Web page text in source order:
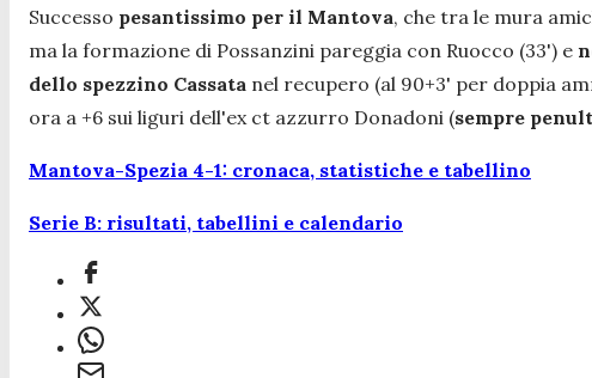
Successo pesantissimo per il Mantova, che tra le mura
ma la formazione di Possanzini pareggia con Ruocco (33') e
dello spezzino Cassata nel recupero (al 90+3' per doppia
ora a +6 sui liguri dell'ex ct azzurro Donadoni (sempre
Mantova-Spezia 4-1: cronaca, statistiche e tabellino
Serie B: risultati, tabellini e calendario